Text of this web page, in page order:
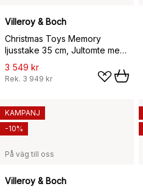
Villeroy & Boch
Christmas Toys Memory
ljusstake 35 cm, Jultomte med
ren
3 549 kr
Rek. 3 949 kr
På väg till oss
Villeroy & Boch
KAMPANJ
-10%